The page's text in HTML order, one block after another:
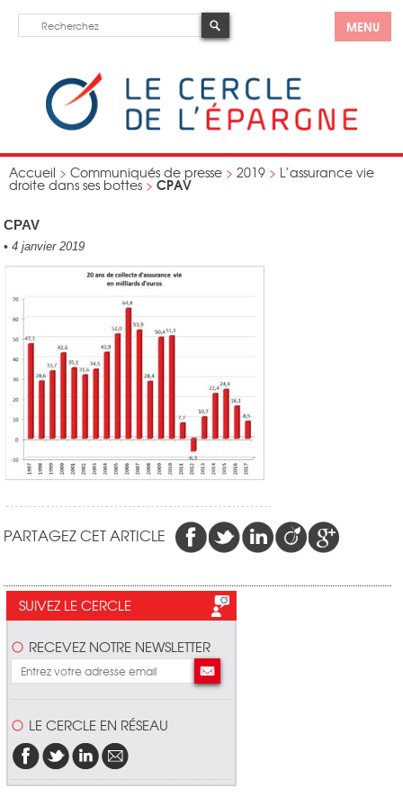
MENU
Accueil > Communiqués de presse > 2019 > L’assurance vie
droite dans ses bottes > CPAV
CPAV
• 4 janvier 2019
PARTAGEZ CET ARTICLE
SUIVEZ LE CERCLE
RECEVEZ NOTRE NEWSLETTER
LE CERCLE EN RÉSEAU